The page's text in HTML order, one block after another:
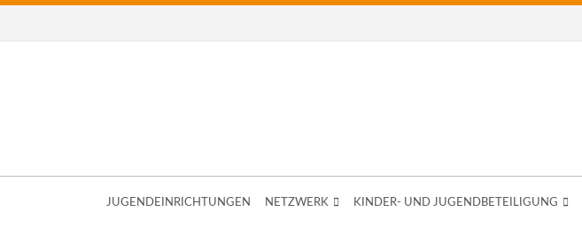
JUGENDEINRICHTUNGEN NETZWERK KINDER- UND JUGENDBETEILIGUNG